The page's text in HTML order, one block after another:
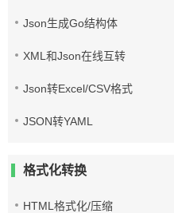
Json生成Go结构体
XML和Json在线互转
Json转Excel/CSV格式
JSON转YAML
格式化转换
HTML格式化/压缩